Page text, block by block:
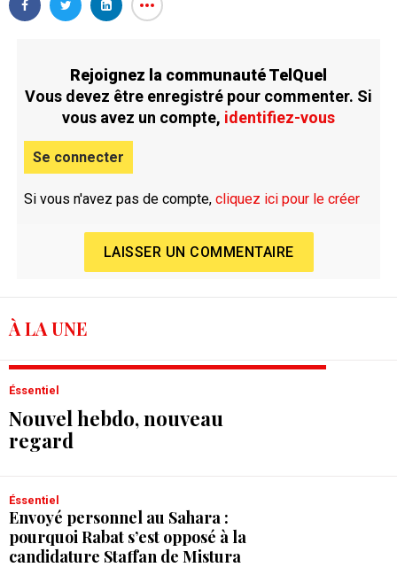
Rejoignez la communauté TelQuel
Vous devez être enregistré pour commenter. Si
vous avez un compte, identifiez-vous
Se connecter
Si vous n'avez pas de compte, cliquez ici pour le créer
LAISSER UN COMMENTAIRE
À LA UNE
Éssentiel
Nouvel hebdo, nouveau
regard
Éssentiel
Envoyé personnel au Sahara :
pourquoi Rabat s’est opposé à la
candidature Staffan de Mistura